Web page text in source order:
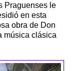
Praguenses le
en esta
obra de Don
música clásica